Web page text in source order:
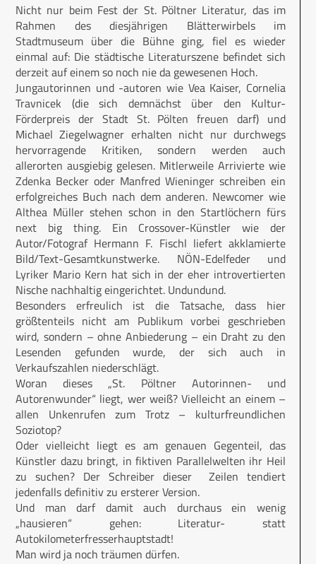
Nicht nur beim Fest der St. Pöltner Literatur, das im
Rahmen des diesjährigen Blätterwirbels im
Stadtmuseum über die Bühne ging, fiel es wieder
einmal auf: Die städtische Literaturszene befindet sich
derzeit auf einem so noch nie da gewesenen Hoch.
Jungautorinnen und -autoren wie Vea Kaiser, Cornelia
Travnicek (die sich demnächst über den Kultur-
Förderpreis der Stadt St. Pölten freuen darf) und
Michael Ziegelwagner erhalten nicht nur durchwegs
hervorragende Kritiken, sondern werden auch
allerorten ausgiebig gelesen. Mitlerweile Arrivierte wie
Zdenka Becker oder Manfred Wieninger schreiben ein
erfolgreiches Buch nach dem anderen. Newcomer wie
Althea Müller stehen schon in den Startlöchern fürs
next big thing. Ein Crossover-Künstler wie der
Autor/Fotograf Hermann F. Fischl liefert akklamierte
Bild/Text-Gesamtkunstwerke. NÖN-Edelfeder und
Lyriker Mario Kern hat sich in der eher introvertierten
Nische nachhaltig eingerichtet. Undundund.
Besonders erfreulich ist die Tatsache, dass hier
größtenteils nicht am Publikum vorbei geschrieben
wird, sondern – ohne Anbiederung – ein Draht zu den
Lesenden gefunden wurde, der sich auch in
Verkaufszahlen niederschlägt.
Woran dieses „St. Pöltner Autorinnen- und
Autorenwunder“ liegt, wer weiß? Vielleicht an einem –
allen Unkenrufen zum Trotz – kulturfreundlichen
Soziotop?
Oder vielleicht liegt es am genauen Gegenteil, das
Künstler dazu bringt, in fiktiven Parallelwelten ihr Heil
zu suchen? Der Schreiber dieser Zeilen tendiert
jedenfalls definitiv zu ersterer Version.
Und man darf damit auch durchaus ein wenig
„hausieren“ gehen: Literatur- statt
Autokilometerfresserhauptstadt!
Man wird ja noch träumen dürfen.